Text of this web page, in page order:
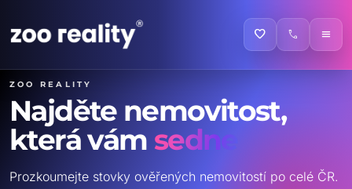
favorite call menu
ZOO reality
Najděte nemovitost,
která vám sedne
Prozkoumejte stovky ověřených nemovitostí po celé ČR.